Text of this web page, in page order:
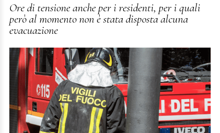
Ore di tensione anche per i residenti, per i quali
però al momento non è stata disposta alcuna
evacuazione